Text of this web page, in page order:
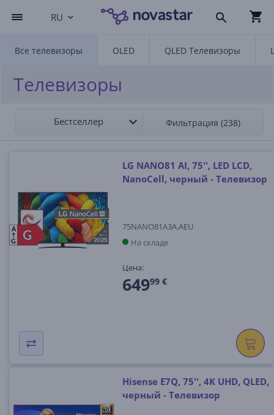
RU
Все телевизоры OLED QLED Телевизоры
Телевизоры
Бестселлер Фильтрация (238)
G
G
A
G
LG NANO81 AI, 75'', LED LCD,
NanoCell, черный - Телевизор
75NANO81A3A.AEU
На складе
Цена:
64999 €
Hisense E7Q, 75'', 4K UHD, QLED,
черный - Телевизор